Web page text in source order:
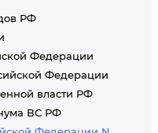
РФ
Федерации
Федерации
власти РФ
ВС РФ